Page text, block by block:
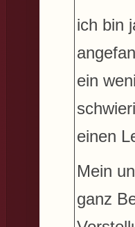
ich bin
ein
einen
Mein
ganz